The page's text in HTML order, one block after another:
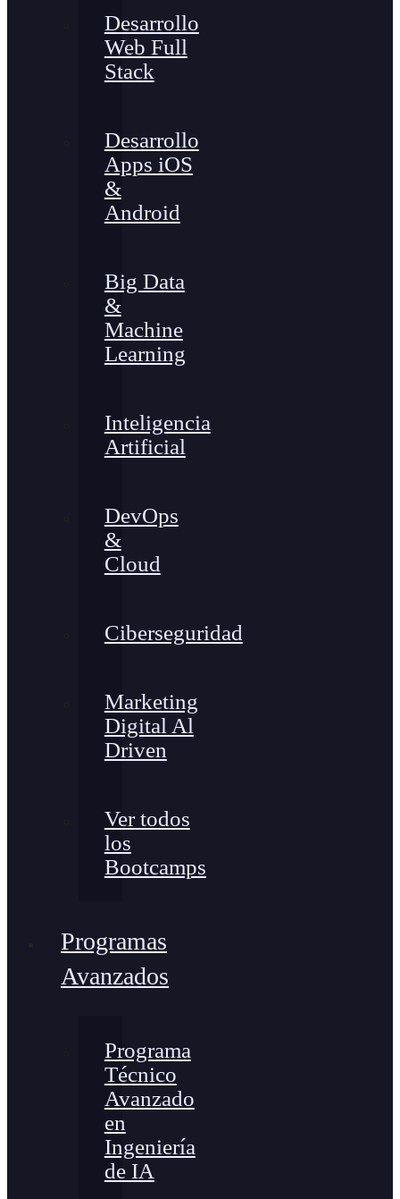
Desarrollo
Web Full
Stack
Desarrollo
Apps iOS
&
Android
Big Data
&
Machine
Learning
Inteligencia
Artificial
DevOps
&
Cloud
Ciberseguridad
Marketing
Digital Al
Driven
Ver todos
los
Bootcamps
Programas
Avanzados
Programa
Técnico
Avanzado
en
Ingeniería
de IA